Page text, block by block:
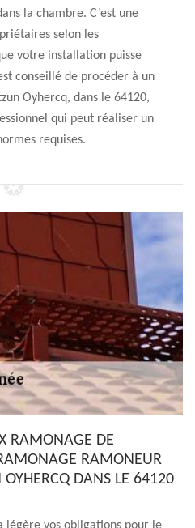
la chambre. C’est une
selon les
votre installation puisse
conseillé de procéder à un
Oyhercq, dans le 64120,
qui peut réaliser un
requises.
RAMONAGE DE
RAMONEUR
OYHERCQ DANS LE 64120